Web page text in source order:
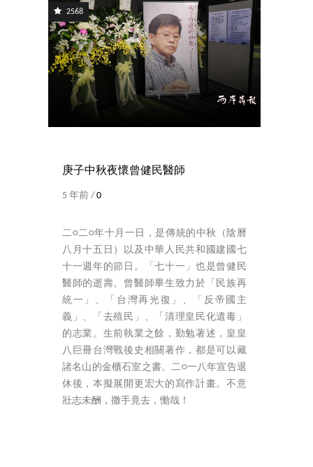
2568
庚子中秋夜懷曾健民醫師
5 年前 / 0
二○二○年十月一日，是傳統的中秋（陰曆
八月十五日）以及中華人民共和國建國七
十一週年的節日。「七十一」也是曾健民
醫師的逝壽。曾醫師畢生致力於「民族再
統一」、「台灣再光復」、「反帝國主
義」、「去殖民」、「清理皇民化遺毒」
的志業。生前執業之餘，勤勉著述，皇皇
八巨冊台灣戰後史相關著作，都是可以藏
諸名山的金櫃石室之書。二○一八年宣告退
休後，本擬展開更宏大的寫作計畫。不意
壯志未酬，撒手竟去，慟哉！